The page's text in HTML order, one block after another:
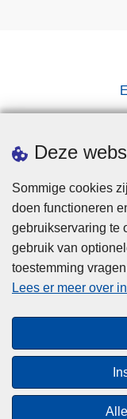
Deze
Sommige cookies
doen functioneren
gebruikservaring te
gebruik van
toestemming
Lees er meer over